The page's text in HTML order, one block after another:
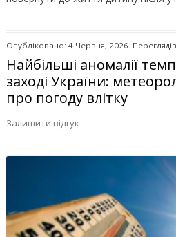
Опубліковано: 4 Червня, 2026.
Найбільші аномалії
заході України:
про погоду влітку
Залишити відгук